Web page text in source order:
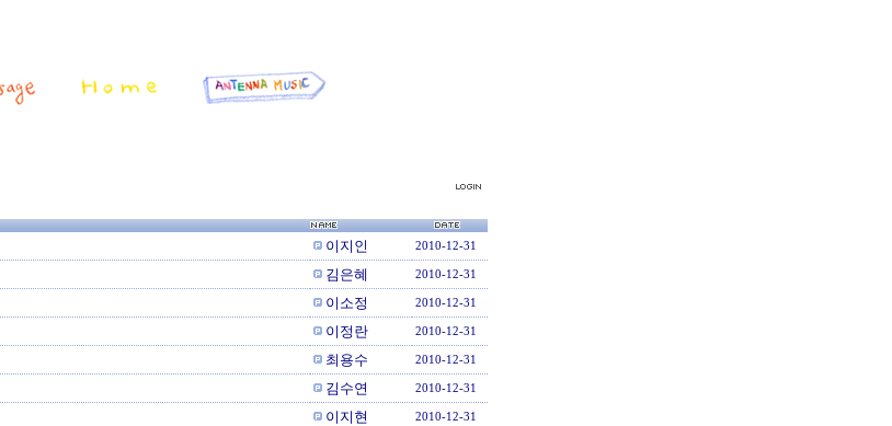
이지인 2010-12-31
김은혜 2010-12-31
이소정 2010-12-31
이정란 2010-12-31
최용수 2010-12-31
김수연 2010-12-31
이지현 2010-12-31